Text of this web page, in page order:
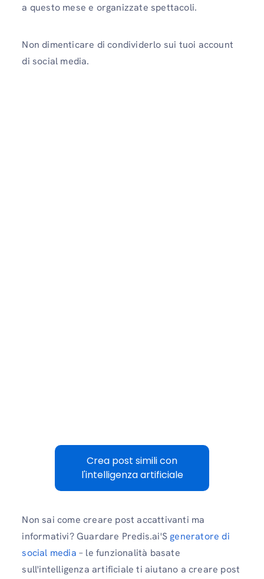
a questo mese e organizzate spettacoli.
Non dimenticare di condividerlo sui tuoi account
di social media.
Crea post simili con
l'intelligenza artificiale
Non sai come creare post accattivanti ma
informativi? Guardare Predis.ai'Sgeneratore di
social media – le funzionalità basate
sull'intelligenza artificiale ti aiutano a creare post